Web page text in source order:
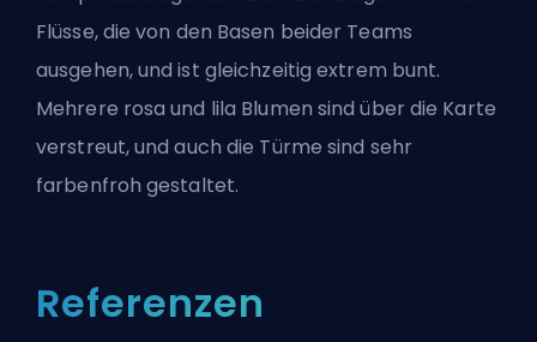
Flüsse, die von den Basen beider Teams
ausgehen, und ist gleichzeitig extrem bunt.
Mehrere rosa und lila Blumen sind über die Karte
verstreut, und auch die Türme sind sehr
farbenfroh gestaltet.
Referenzen